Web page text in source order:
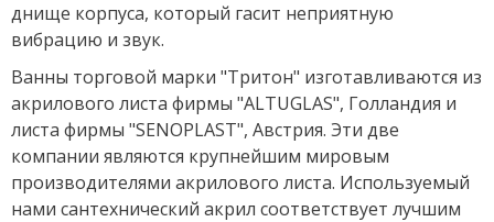
днище корпуса, который гасит неприятную
вибрацию и звук.
Ванны торговой марки "Тритон" изготавливаются из
акрилового листа фирмы "ALTUGLAS", Голландия и
листа фирмы "SENOPLAST", Австрия. Эти две
компании являются крупнейшим мировым
производителями акрилового листа. Используемый
нами сантехнический акрил соответствует лучшим